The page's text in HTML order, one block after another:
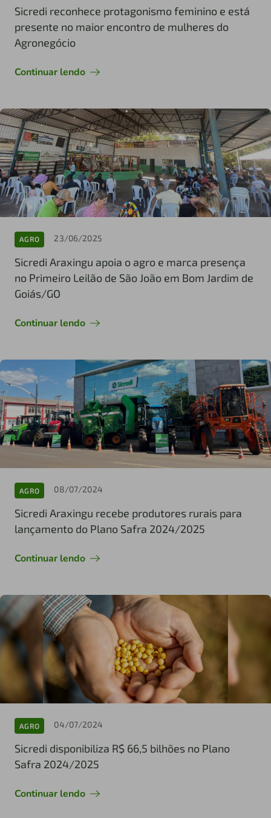
Sicredi reconhece protagonismo feminino e está
presente no maior encontro de mulheres do
Agronegócio
Continuar lendo
AGRO 23/06/2025
Sicredi Araxingu apoia o agro e marca presença
no Primeiro Leilão de São João em Bom Jardim de
Goiás/GO
Continuar lendo
AGRO 08/07/2024
Sicredi Araxingu recebe produtores rurais para
lançamento do Plano Safra 2024/2025
Continuar lendo
AGRO 04/07/2024
Sicredi disponibiliza R$ 66,5 bilhões no Plano
Safra 2024/2025
Continuar lendo